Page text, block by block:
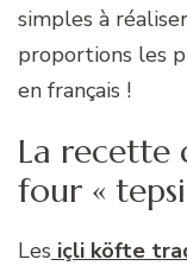
simples à
proportions les
en français !
La recette
four «
Les içli köfte